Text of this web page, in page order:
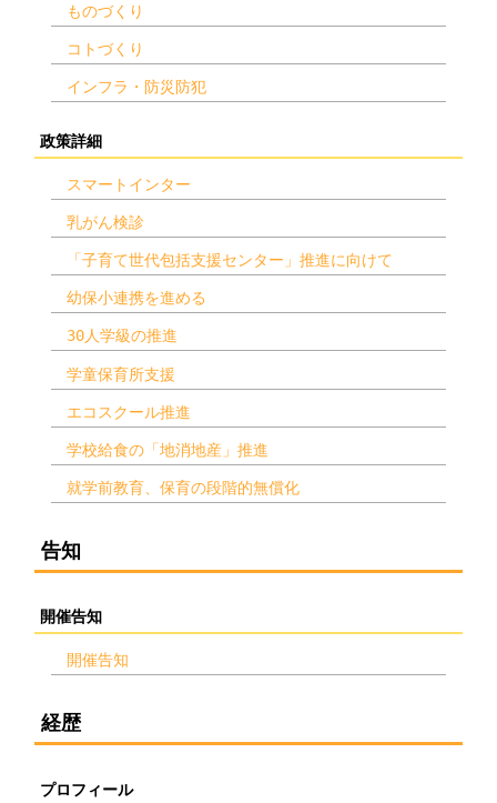
ものづくり
コトづくり
インフラ・防災防犯
政策詳細
スマートインター
乳がん検診
「子育て世代包括支援センター」推進に向けて
幼保小連携を進める
30人学級の推進
学童保育所支援
エコスクール推進
学校給食の「地消地産」推進
就学前教育、保育の段階的無償化
告知
開催告知
開催告知
経歴
プロフィール